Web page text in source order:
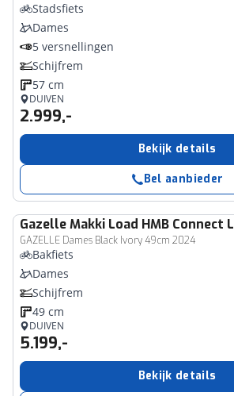
Stadsfiets
Dames
5 versnellingen
Schijfrem
57 cm
DUIVEN
2.999,-
Bekijk details
Bel aanbieder
GazelleMakki Load HMB Connect
GAZELLE Dames Black Ivory 49cm 2024
Bakfiets
Dames
Schijfrem
49 cm
DUIVEN
5.199,-
Bekijk details